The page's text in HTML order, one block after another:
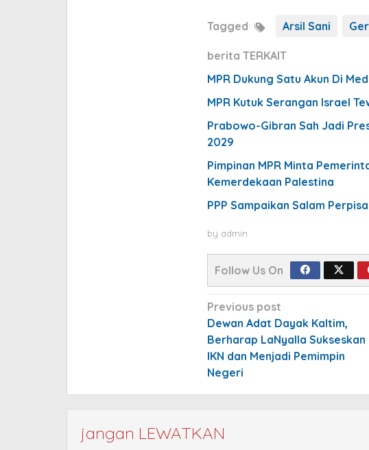
Tagged Arsil Sani
berita TERKAIT
MPR Dukung Satu Akun Di
MPR Kutuk Serangan Israel
Prabowo-Gibran Sah Jadi
2029
Pimpinan MPR Minta
Kemerdekaan Palestina
PPP Sampaikan Salam
by admin
Follow Us On
Post
navigation
Previous post
Dewan Adat Dayak Kaltim,
Berharap LaNyalla Sukseskan
IKN dan Menjadi Pemimpin
Negeri
jangan LEWATKAN